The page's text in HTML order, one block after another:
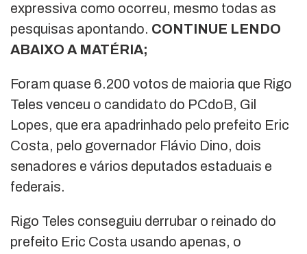
expressiva como ocorreu, mesmo todas as
pesquisas apontando. CONTINUE LENDO
ABAIXO A MATÉRIA;
Foram quase 6.200 votos de maioria que Rigo
Teles venceu o candidato do PCdoB, Gil
Lopes, que era apadrinhado pelo prefeito Eric
Costa, pelo governador Flávio Dino, dois
senadores e vários deputados estaduais e
federais.
Rigo Teles conseguiu derrubar o reinado do
prefeito Eric Costa usando apenas, o